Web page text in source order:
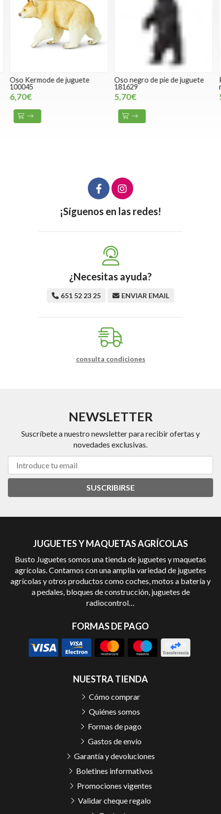
Oso Kermode de juguete
100045
6,70€
Oso negro de pie de juguete
181629
5,70€
¡Síguenos en las redes!
¿Necesitas ayuda?
651 52 23 25 ENVIAR EMAIL
consulta condiciones
NEWSLETTER
Suscríbete a nuestro newsletter para recibir ofertas y
novedades exclusivas.
SUSCRIBIRSE
JUGUETES Y MAQUETAS AGRÍCOLAS
Busto Juguetes somos una tienda de juguetes y maquetas
agrícolas. Contamos con una amplia variedad de juguetes
agrícolas y otros productos como coches, motos a batería y
a pedales, bloques de construcción, juguetes de
radiocontrol…
FORMAS DE PAGO
NUESTRA TIENDA
Cómo comprar
Quiénes somos
Formas de pago
Gastos de envío
Garantía y devoluciones
Boletines informativos
Promociones vigentes
Validar cheque regalo